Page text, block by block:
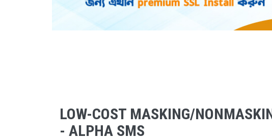
LOW-COST MASKING/
- ALPHA SMS